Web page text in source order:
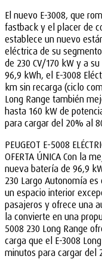
El nuevo E-3008, que
fastback y el placer de
establece un nuevo
eléctrica de su
de 230 CV/170 kW y a
96,9 kWh, el E-3008
km sin recarga (ciclo
Long Range también
hasta 160 kW de
para cargar del 20% al
PEUGEOT E-5008
OFERTA ÚNICA Con la
nueva batería de 96,9
230 Largo Autonomía
un espacio interior
pasajeros y ofrece una
la convierte en una
5008 230 Long Range
carga que el E-3008
minutos para cargar del